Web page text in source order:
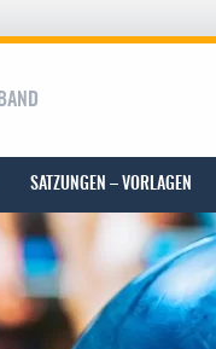
SATZUNGEN – VORLAGEN